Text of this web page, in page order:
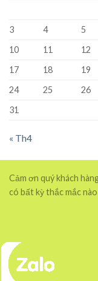
3
4 5
10
11 12
17
18 19
24
25 26
31
« Th4
Cảm ơn quý khách
có bất kỳ thắc mắc